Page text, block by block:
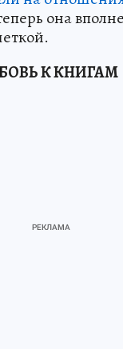
она
К КНИГАМ